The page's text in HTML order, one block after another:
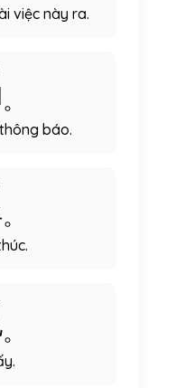
việc này ra.
。
báo.
。
。